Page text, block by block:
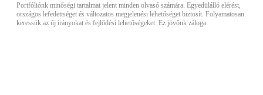
Portfóliónk minőségi tartalmat jelent minden olvasó számára. Egyedülálló elérést,
országos lefedettséget és változatos megjelenési lehetőséget biztosít. Folyamatosan
keressük az új irányokat és fejlődési lehetőségeket. Ez jövőnk záloga.